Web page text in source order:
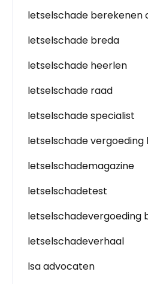
letselschade berekenen
letselschade breda
letselschade heerlen
letselschade raad
letselschade specialist
letselschade vergoeding
letselschademagazine
letselschadetest
letselschadevergoeding
letselschadeverhaal
lsa advocaten